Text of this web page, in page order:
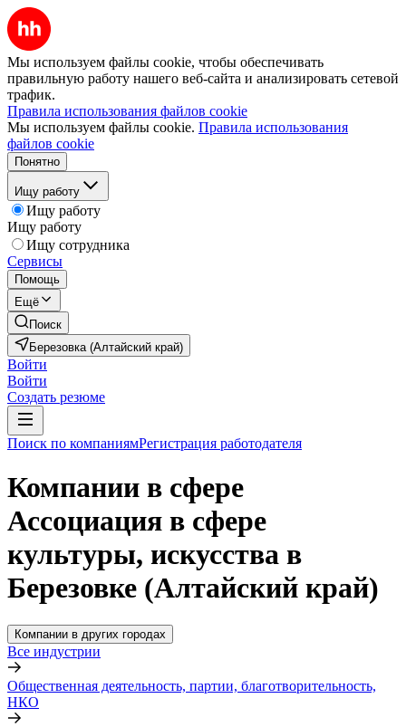
Мы используем файлы cookie, чтобы обеспечивать
правильную работу нашего веб-сайта и анализировать сетевой
трафик.
Правила использования файлов cookie
Мы используем файлы cookie. Правила использования
файлов cookie
Понятно
Ищу работу
Ищу работу
Ищу работу
Ищу сотрудника
Сервисы
Помощь
Ещё
Поиск
Березовка (Алтайский край)
Войти
Войти
Создать резюме
Поиск по компаниямРегистрация работодателя
Компании в сфере
Ассоциация в сфере
культуры, искусства в
Березовке (Алтайский край)
Компании в других городах
Все индустрии
Общественная деятельность, партии, благотворительность,
НКО